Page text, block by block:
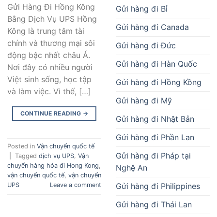
Gửi Hàng Đi Hồng Kông
Bằng Dịch Vụ UPS Hồng
Kông là trung tâm tài
chính và thương mại sôi
động bậc nhất châu Á.
Nơi đây có nhiều người
Việt sinh sống, học tập
và làm việc. Vì thế, […]
CONTINUE READING →
Posted in Vận chuyển quốc tế
Tagged dịch vụ UPS, Vận
chuyển hàng hóa đi Hong Kong,
vận chuyển quốc tế, vận chuyển
UPS
Leave a comment
Gửi hàng đi Bỉ
Gửi hàng đi Canada
Gửi hàng đi Đức
Gửi hàng đi Hàn Quốc
Gửi hàng đi Hồng Kồng
Gửi hàng đi Mỹ
Gửi hàng đi Nhật Bản
Gửi hàng đi Phần Lan
Gửi hàng đi Pháp tại
Nghệ An
Gửi hàng đi Philippines
Gửi hàng đi Thái Lan